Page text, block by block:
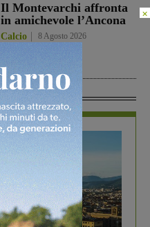
Il Montevarchi affronta
in amichevole l’Ancona
Calcio 8 Agosto 2026
×